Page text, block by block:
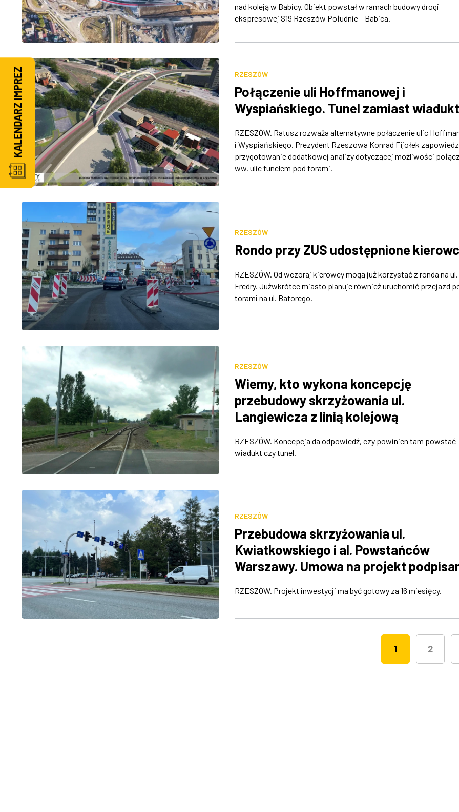
nad koleją w Babicy. Obiekt powstał w ramach budowy drogi
ekspresowej S19 Rzeszów Południe – Babica.
RZESZÓW
Połączenie uli Hoffmanowej i
Wyspiańskiego. Tunel zamiast
RZESZÓW. Ratusz rozważa alternatywne połączenie ulic
i Wyspiańskiego. Prezydent Rzeszowa Konrad Fijołek
przygotowanie dodatkowej analizy dotyczącej możliwości
ww. ulic tunelem pod torami.
RZESZÓW
Rondo przy ZUS udostępnione
RZESZÓW. Od wczoraj kierowcy mogą już korzystać z ronda na ul.
Fredry. Jużwkrótce miasto planuje również uruchomić przejazd
torami na ul. Batorego.
RZESZÓW
Wiemy, kto wykona koncepcję
przebudowy skrzyżowania ul.
Langiewicza z linią kolejową
RZESZÓW. Koncepcja da odpowiedź, czy powinien tam powstać
wiadukt czy tunel.
RZESZÓW
Przebudowa skrzyżowania ul.
Kwiatkowskiego i al. Powstańców
Warszawy. Umowa na projekt
RZESZÓW. Projekt inwestycji ma być gotowy za 16 miesięcy.
1 2
KALENDARZ IMPREZ